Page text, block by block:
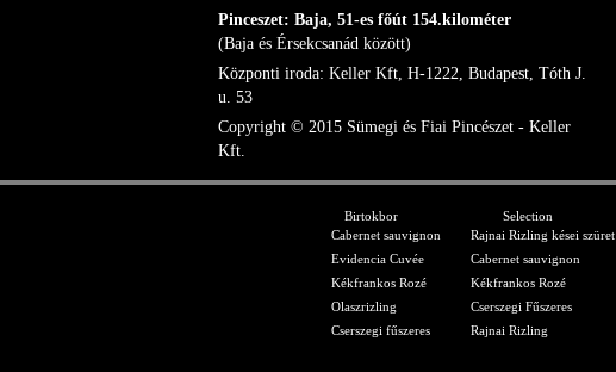
Pinceszet: Baja, 51-es főút 154.kilométer
(Baja és Érsekcsanád között)
Központi iroda: Keller Kft, H-1222, Budapest, Tóth J.
u. 53
Copyright © 2015 Sümegi és Fiai Pincészet - Keller
Kft.
Birtokbor
Cabernet sauvignon
Evidencia Cuvée
Kékfrankos Rozé
Olaszrizling
Cserszegi fűszeres
Selection
Rajnai Rizling kései szüret
Cabernet sauvignon
Kékfrankos Rozé
Cserszegi Fűszeres
Rajnai Rizling